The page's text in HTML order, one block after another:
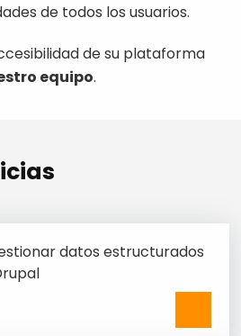
de todos los usuarios.
de su plataforma
equipo.
datos estructurados